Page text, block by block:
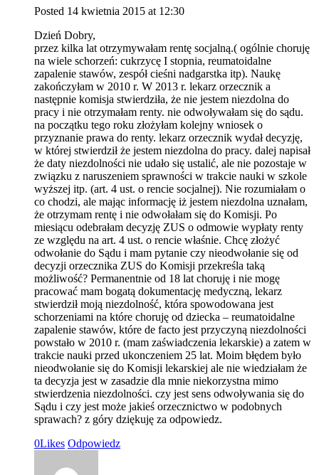
Posted 14 kwietnia 2015 at 12:30
Dzień Dobry,
przez kilka lat otrzymywałam rentę socjalną.( ogólnie choruję
na wiele schorzeń: cukrzycę I stopnia, reumatoidalne
zapalenie stawów, zespół cieśni nadgarstka itp). Naukę
zakończyłam w 2010 r. W 2013 r. lekarz orzecznik a
następnie komisja stwierdziła, że nie jestem niezdolna do
pracy i nie otrzymałam renty. nie odwoływałam się do sądu.
na początku tego roku złożyłam kolejny wniosek o
przyznanie prawa do renty. lekarz orzecznik wydał decyzję,
w której stwierdził że jestem niezdolna do pracy. dalej napisał
że daty niezdolności nie udało się ustalić, ale nie pozostaje w
związku z naruszeniem sprawności w trakcie nauki w szkole
wyższej itp. (art. 4 ust. o rencie socjalnej). Nie rozumiałam o
co chodzi, ale mając informację iż jestem niezdolna uznałam,
że otrzymam rentę i nie odwołałam się do Komisji. Po
miesiącu odebrałam decyzję ZUS o odmowie wypłaty renty
ze względu na art. 4 ust. o rencie właśnie. Chcę złożyć
odwołanie do Sądu i mam pytanie czy nieodwołanie się od
decyzji orzecznika ZUS do Komisji przekreśla taką
możliwość? Permanentnie od 18 lat choruję i nie mogę
pracować mam bogatą dokumentację medyczną, lekarz
stwierdził moją niezdolność, która spowodowana jest
schorzeniami na które choruję od dziecka – reumatoidalne
zapalenie stawów, które de facto jest przyczyną niezdolności
powstało w 2010 r. (mam zaświadczenia lekarskie) a zatem w
trakcie nauki przed ukonczeniem 25 lat. Moim błędem było
nieodwołanie się do Komisji lekarskiej ale nie wiedziałam że
ta decyzja jest w zasadzie dla mnie niekorzystna mimo
stwierdzenia niezdolności. czy jest sens odwoływania się do
Sądu i czy jest może jakieś orzecznictwo w podobnych
sprawach? z góry dziękuję za odpowiedz.
0Likes Odpowiedz